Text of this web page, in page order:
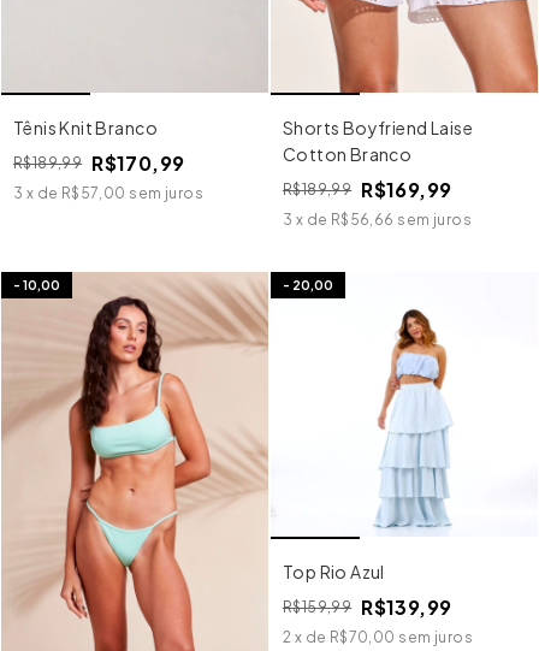
Tênis Knit Branco
R$189,99 R$170,99
3 x de R$57,00 sem juros
Shorts Boyfriend Laise
Cotton Branco
R$189,99 R$169,99
3 x de R$56,66 sem juros
- 10,00 - 20,00
Top Rio Azul
R$159,99 R$139,99
2 x de R$70,00 sem juros